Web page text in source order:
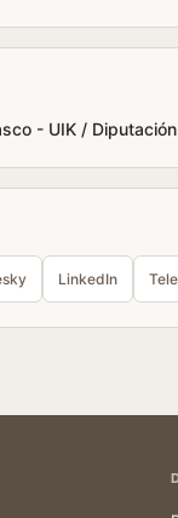
- UIK /
LinkedIn